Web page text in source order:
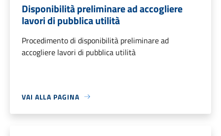
Disponibilità preliminare ad accogliere
lavori di pubblica utilità
Procedimento di disponibilità preliminare ad
accogliere lavori di pubblica utilità
VAI ALLA PAGINA